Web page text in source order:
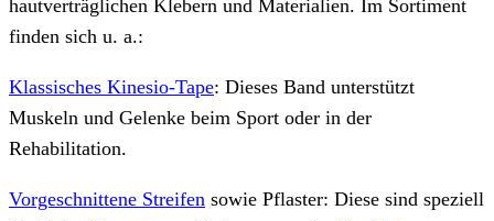
hautverträglichen Klebern und Materialien. Im Sortiment
finden sich u. a.:
Klassisches Kinesio-Tape: Dieses Band unterstützt
Muskeln und Gelenke beim Sport oder in der
Rehabilitation.
Vorgeschnittene Streifen sowie Pflaster: Diese sind speziell